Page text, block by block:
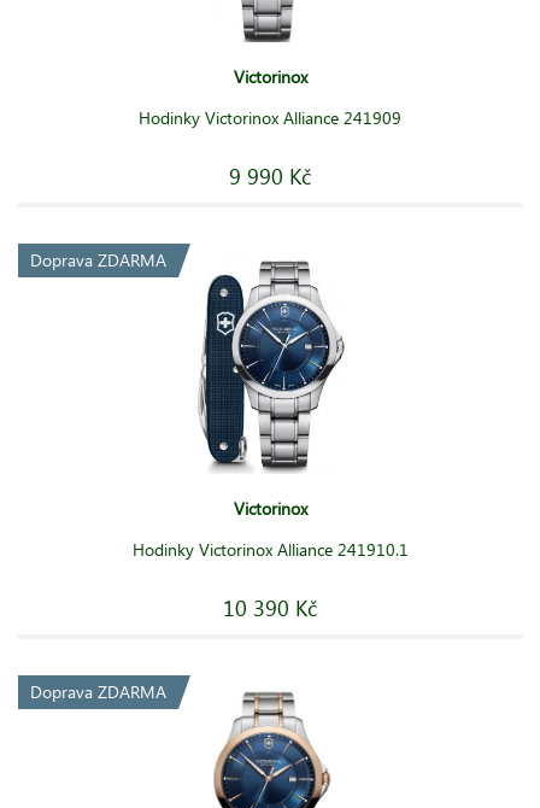
Victorinox
Hodinky Victorinox Alliance 241909
9 990 Kč
Doprava ZDARMA
Victorinox
Hodinky Victorinox Alliance 241910.1
10 390 Kč
Doprava ZDARMA